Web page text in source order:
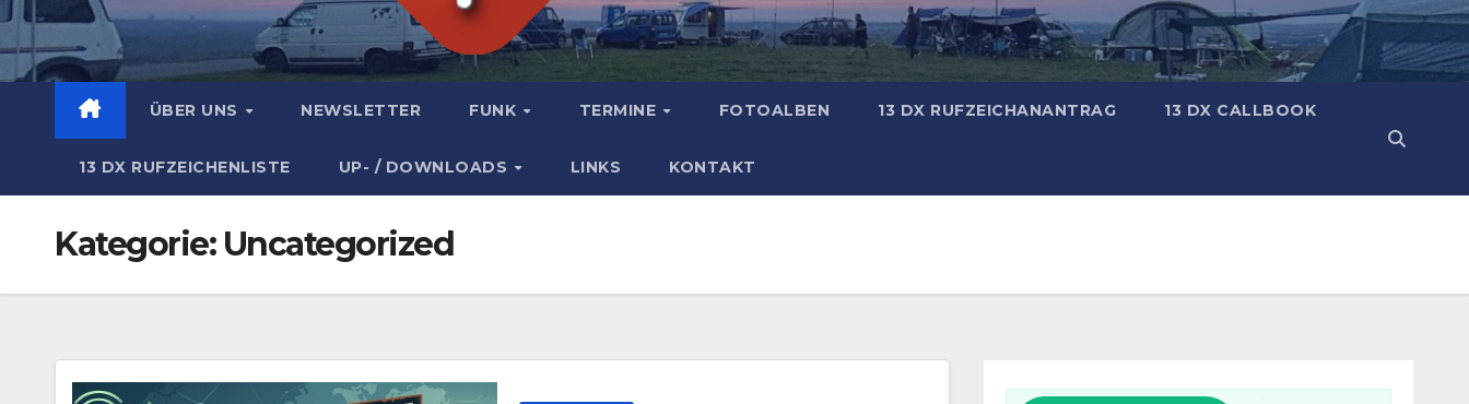
ÜBER UNS NEWSLETTER FUNK TERMINE FOTOALBEN 13 DX RUFZEICHANANTRAG 13 DX CALLBOOK
13 DX RUFZEICHENLISTE UP- / DOWNLOADS LINKS KONTAKT
Kategorie: Uncategorized